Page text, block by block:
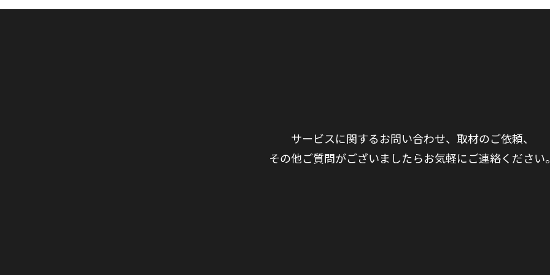
サービスに関するお問い合わせ、取材のご依頼、
その他ご質問がございましたらお気軽にご連絡ください